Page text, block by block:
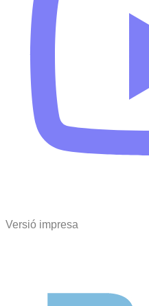
Versió impresa